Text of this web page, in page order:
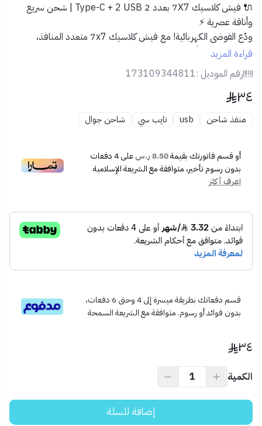
🔌 فيش كلاسيك 7X7 بعدد 2 Type-C + 2 USB | شحن سريع
وأناقة عصرية ⚡
ودّع الفوضى الكهربائية! مع فيش كلاسيك 7x7 متعدد المنافذ
،
استمتع بشحن أجهزتك بمنتهى الكفاءة والسرعة، كل ذلك في تصميم
أنيق ومتين يتماشى مع كافة الديكورات.
🔹 المميزات:
الهواتف والأجهزة الذكية.
🛡️ مزوّد بحماية من التيار الزائد والحرارة.
💡 مؤشرات إضاءة LED لكل منفذ للتنبيه بحالة التشغيل.
🎨 تصميم كلاسيكي باللون الأبيض مقاس 7x7 سهل التركيب.
فيش جداري 7x7 | 2 USB | 2 Type-C | مؤشرات إضاءة | لون
أبيض.
✅ الاستخدام المثالي:
مثالي لغرف النوم، المكاتب، الصالات، أو أي مكان تحتاج فيه شحن
متعدد بدون محولات.
ركّبه بجانب السرير أو المكتب لشحن سريع ومريح بدون الحاجة إلى
شواحن إضافية.
قراءة المزيد
رقم الموديل :173109344811
٣٤
منفذ شاحن usb تايب سي شاحن جوال
أو قسم فاتورتك بقيمة8.50 ر.س على4دفعات
بدون رسوم تأخير، متوافقة مع الشريعة الإسلامية
اعرف أكثر
قسم دفعاتك بطريقة ميسرة إلى 4 وحتى 6 دفعات،
بدون فوائد أو رسوم. متوافقة مع الشريعة السمحة
٣٤
الكمية
إضافة للسلة